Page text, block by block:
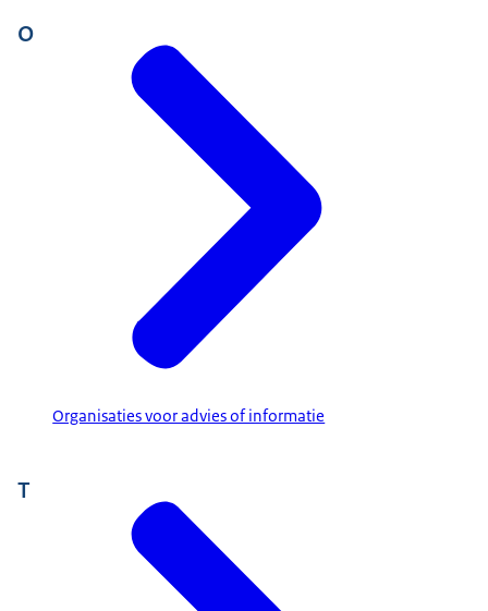
O
Organisaties voor advies of informatie
T